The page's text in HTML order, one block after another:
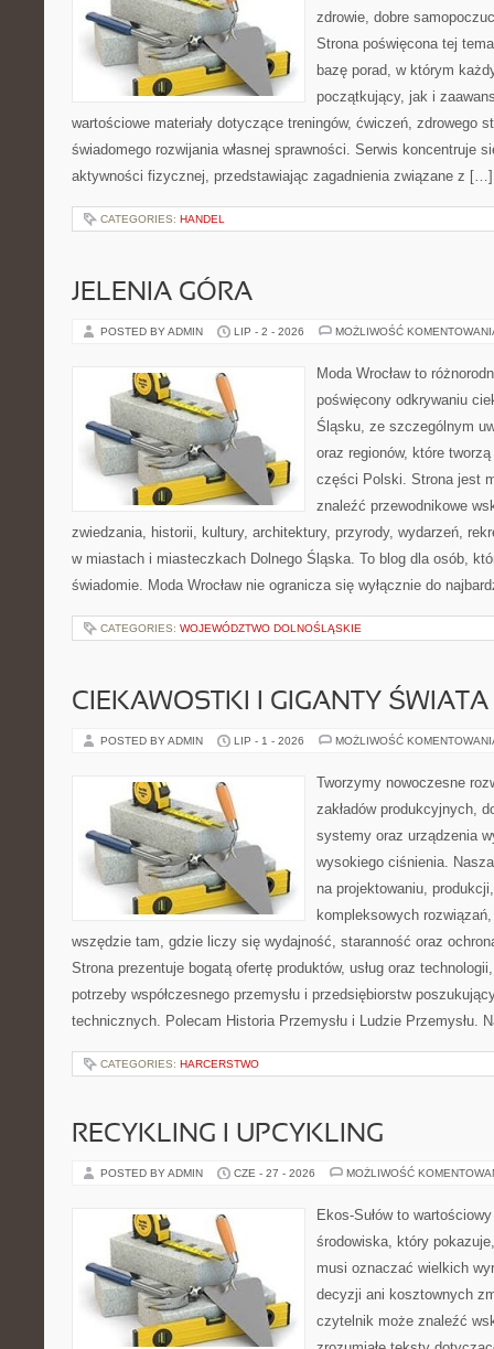
zdrowie, dobre
Strona poświęcona tej
bazę porad, w którym
początkujący, jak i
wartościowe materiały dotyczące treningów, ćwiczeń, zdrowego
świadomego rozwijania własnej sprawności. Serwis koncentruje
aktywności fizycznej, przedstawiając zagadnienia związane z […]
CATEGORIES: HANDEL
JELENIA GÓRA
POSTED BY ADMIN LIP - 2 - 2026 MOŻLIWOŚĆ
Moda Wrocław to
poświęcony odkrywaniu
Śląsku, ze szczególnym
oraz regionów, które
części Polski. Strona jest
znaleźć przewodnikowe
zwiedzania, historii, kultury, architektury, przyrody, wydarzeń,
w miastach i miasteczkach Dolnego Śląska. To blog dla osób,
świadomie. Moda Wrocław nie ogranicza się wyłącznie do
CATEGORIES: WOJEWÓDZTWO DOLNOŚLĄSKIE
CIEKAWOSTKI I GIGANTY ŚWIATA
POSTED BY ADMIN LIP - 1 - 2026 MOŻLIWOŚĆ
Tworzymy nowoczesne
zakładów produkcyjnych,
systemy oraz urządzenia
wysokiego ciśnienia.
na projektowaniu,
kompleksowych
wszędzie tam, gdzie liczy się wydajność, staranność oraz
Strona prezentuje bogatą ofertę produktów, usług oraz
potrzeby współczesnego przemysłu i przedsiębiorstw
technicznych. Polecam Historia Przemysłu i Ludzie Przemysłu.
CATEGORIES: HARCERSTWO
RECYKLING I UPCYKLING
POSTED BY ADMIN CZE - 27 - 2026 MOŻLIWOŚĆ
Ekos-Sułów to
środowiska, który
musi oznaczać wielkich
decyzji ani kosztownych
czytelnik może znaleźć